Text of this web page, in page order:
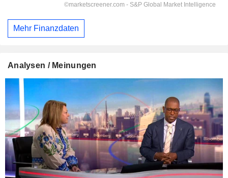
Mehr Finanzdaten
Analysen / Meinungen